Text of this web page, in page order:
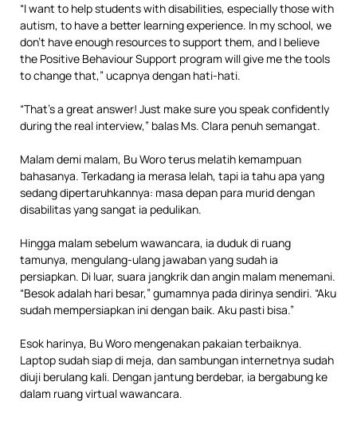
“I want to help students with disabilities, especially those with
autism, to have a better learning experience. In my school, we
don’t have enough resources to support them, and I believe
the Positive Behaviour Support program will give me the tools
to change that,” ucapnya dengan hati-hati.
“That’s a great answer! Just make sure you speak confidently
during the real interview,” balas Ms. Clara penuh semangat.
Malam demi malam, Bu Woro terus melatih kemampuan
bahasanya. Terkadang ia merasa lelah, tapi ia tahu apa yang
sedang dipertaruhkannya: masa depan para murid dengan
disabilitas yang sangat ia pedulikan.
Hingga malam sebelum wawancara, ia duduk di ruang
tamunya, mengulang-ulang jawaban yang sudah ia
persiapkan. Di luar, suara jangkrik dan angin malam menemani.
“Besok adalah hari besar,” gumamnya pada dirinya sendiri. “Aku
sudah mempersiapkan ini dengan baik. Aku pasti bisa.”
Esok harinya, Bu Woro mengenakan pakaian terbaiknya.
Laptop sudah siap di meja, dan sambungan internetnya sudah
diuji berulang kali. Dengan jantung berdebar, ia bergabung ke
dalam ruang virtual wawancara.